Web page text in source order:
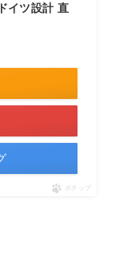
イツ設計 直
ポチップ